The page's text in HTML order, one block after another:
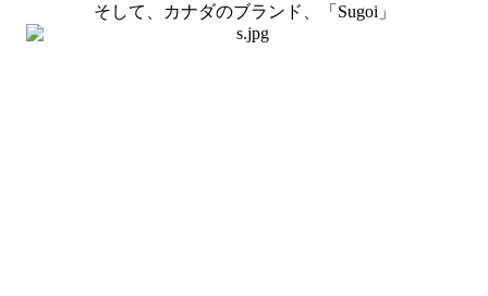
そして、カナダのブランド、「Sugoi」